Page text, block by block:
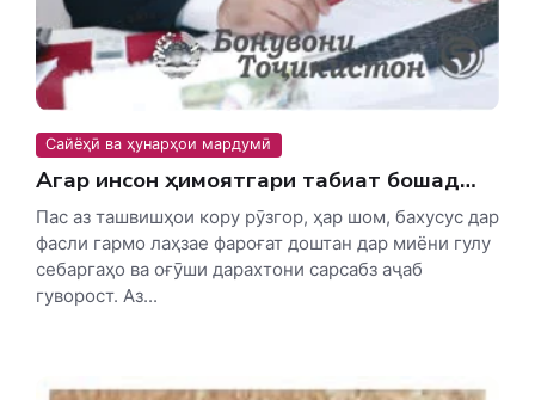
Сайёҳӣ ва ҳунарҳои мардумӣ
Агар инсон ҳимоятгари табиат бошад…
Пас аз ташвишҳои кору рӯзгор, ҳар шом, бахусус дар
фасли гармо лаҳзае фароғат доштан дар миёни гулу
себаргаҳо ва оғӯши дарахтони сарсабз аҷаб
гуворост. Аз...